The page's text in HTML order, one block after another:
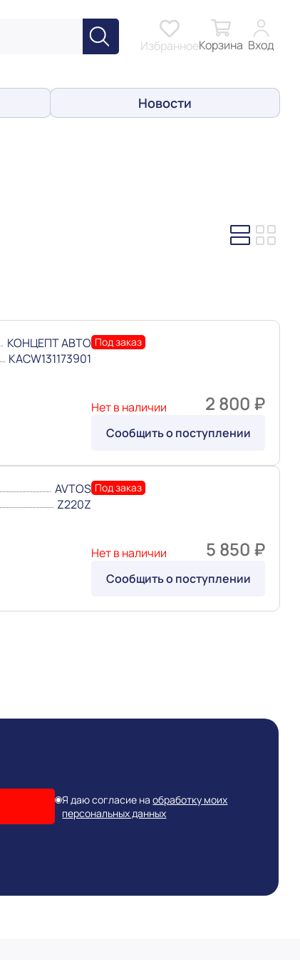
ИзбранноеКорзина Вход
Новости
КОНЦЕПТ АВТО
KACW131173901
Под заказ
Нет в наличии 2 800 ₽
Сообщить о поступлении
AVTOS
Z220Z
Под заказ
Нет в наличии 5 850 ₽
Сообщить о поступлении
Я даю согласие на обработку моих
персональных данных